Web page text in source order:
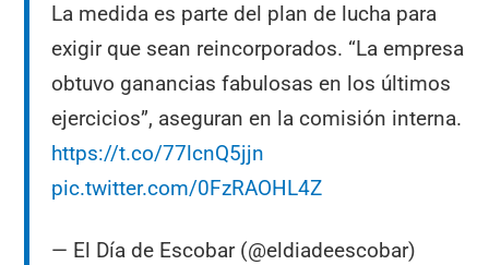
La medida es parte del plan de lucha para
exigir que sean reincorporados. “La empresa
obtuvo ganancias fabulosas en los últimos
ejercicios”, aseguran en la comisión interna.
https://t.co/77lcnQ5jjn
pic.twitter.com/0FzRAOHL4Z
— El Día de Escobar (@eldiadeescobar)